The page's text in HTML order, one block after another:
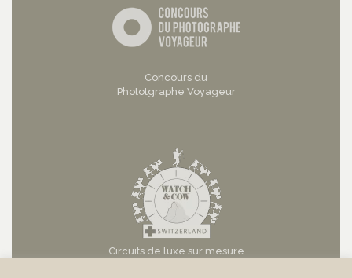
Concours du
Phototgraphe Voyageur
Circuits de luxe sur mesure